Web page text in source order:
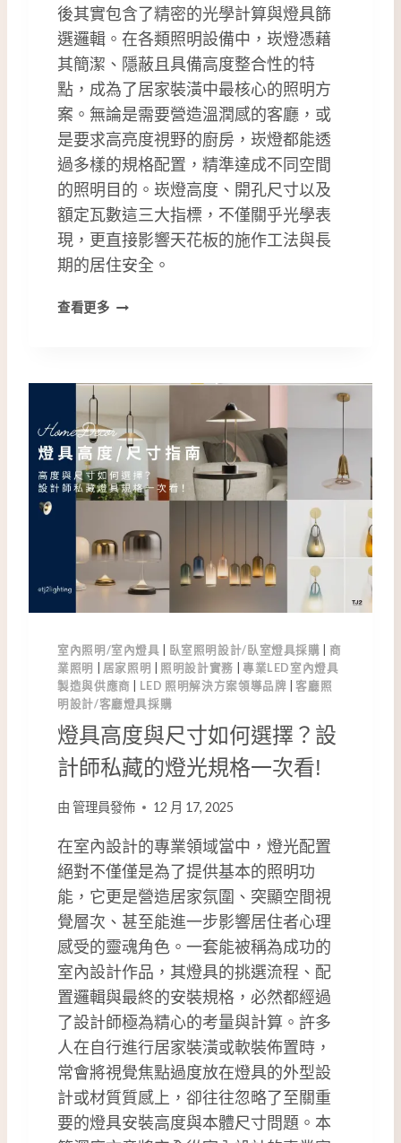
後其實包含了精密的光學計算與燈具篩
選邏輯。在各類照明設備中，崁燈憑藉
其簡潔、隱蔽且具備高度整合性的特
點，成為了居家裝潢中最核心的照明方
案。無論是需要營造溫潤感的客廳，或
是要求高亮度視野的廚房，崁燈都能透
過多樣的規格配置，精準達成不同空間
的照明目的。崁燈高度、開孔尺寸以及
額定瓦數這三大指標，不僅關乎光學表
現，更直接影響天花板的施作工法與長
期的居住安全。
查看更多如
崁
高
度
與
尺
設
私
燈
具
規
全
解
析
室內照明/室內燈具 臥室照明設計/臥室燈具採購
商
業照明
居家照明 照明設計實務
專業LED室內燈具
製造與供應商
LED 照明解決方案領導品牌 |客廳照
明設計/客廳燈具採購
燈具高度與尺寸如何選擇？設
計師私藏的燈光規格一次看!
由 管理員發佈 12 月 17, 2025
在室內設計的專業領域當中，燈光配置
絕對不僅僅是為了提供基本的照明功
能，它更是營造居家氛圍、突顯空間視
覺層次、甚至能進一步影響居住者心理
感受的靈魂角色。一套能被稱為成功的
室內設計作品，其燈具的挑選流程、配
置邏輯與最終的安裝規格，必然都經過
了設計師極為精心的考量與計算。許多
人在自行進行居家裝潢或軟裝佈置時，
常會將視覺焦點過度放在燈具的外型設
計或材質質感上，卻往往忽略了至關重
要的燈具安裝高度與本體尺寸問題。本